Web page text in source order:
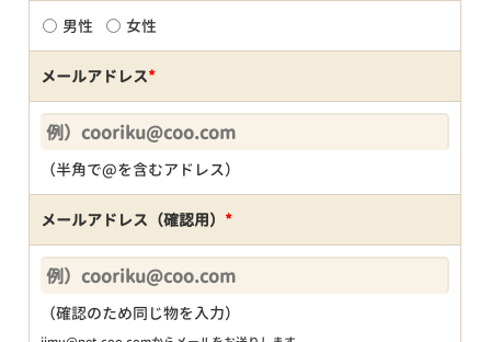
男性 女性
メールアドレス*
（半角で@を含むアドレス）
メールアドレス（確認用） *
（確認のため同じ物を入力）